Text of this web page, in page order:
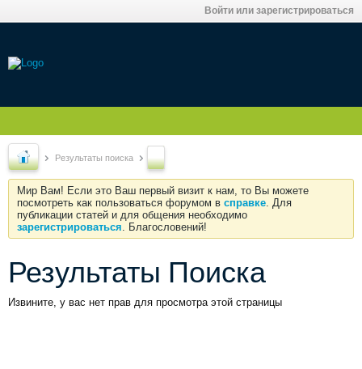
Войти или зарегистрироваться
Результаты поиска
Мир Вам! Если это Ваш первый визит к нам, то Вы можете
посмотреть как пользоваться форумом в справке. Для
публикации статей и для общения необходимо
зарегистрироваться. Благословений!
Результаты Поиска
Извините, у вас нет прав для просмотра этой страницы